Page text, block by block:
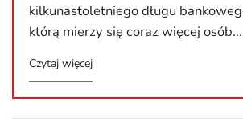
kilkunastoletniego długu
którą mierzy się coraz więcej
Czytaj więcej